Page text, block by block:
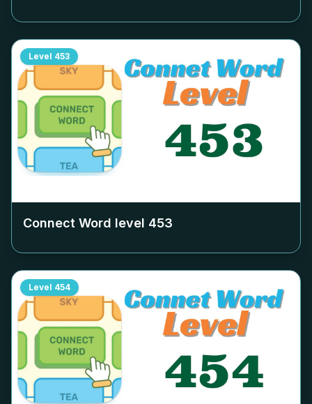
Level 453
Connect Word level 453
Level 454